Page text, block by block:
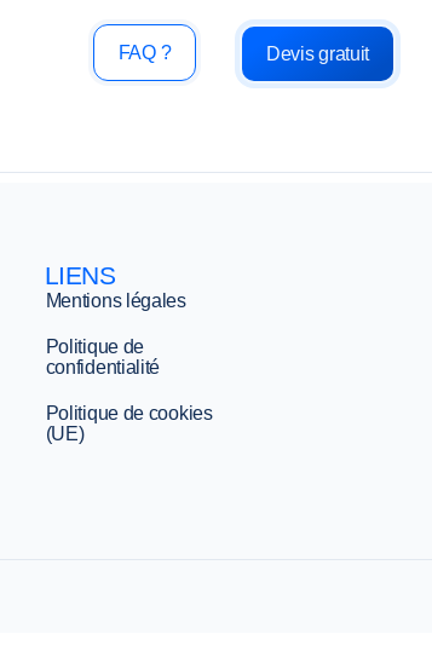
FAQ ? Devis gratuit
LIENS
Mentions légales
Politique de
confidentialité
Politique de cookies
(UE)